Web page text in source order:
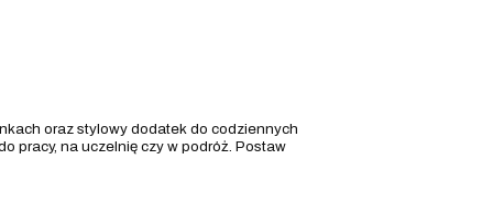
oraz stylowy dodatek do codziennych
pracy, na uczelnię czy w podróż. Postaw